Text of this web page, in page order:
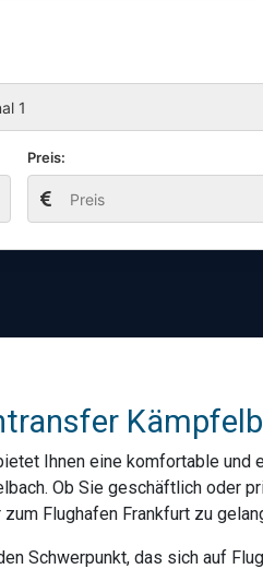
Preis:
Ihnen eine komfortable und
Ob Sie geschäftlich
Flughafen Frankfurt zu
Schwerpunkt, das sich auf